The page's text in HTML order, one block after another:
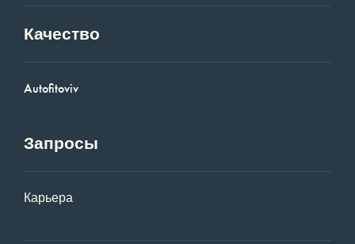
Качество
Autofitoviv
Запросы
Карьера